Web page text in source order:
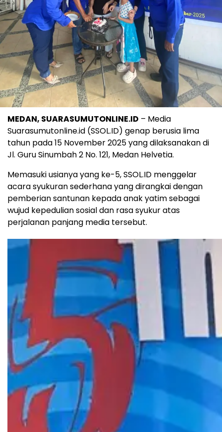
MEDAN, SUARASUMUTONLINE.ID – Media
Suarasumutonline.id (SSOL.ID) genap berusia lima
tahun pada 15 November 2025 yang dilaksanakan di
Jl. Guru Sinumbah 2 No. 121, Medan Helvetia.
Memasuki usianya yang ke-5, SSOL.ID menggelar
acara syukuran sederhana yang dirangkai dengan
pemberian santunan kepada anak yatim sebagai
wujud kepedulian sosial dan rasa syukur atas
perjalanan panjang media tersebut.